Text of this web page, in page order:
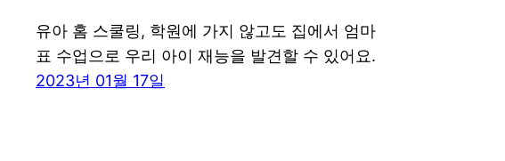
유아 홈 스쿨링, 학원에 가지 않고도 집에서 엄마
표 수업으로 우리 아이 재능을 발견할 수 있어요.
2023년 01월 17일